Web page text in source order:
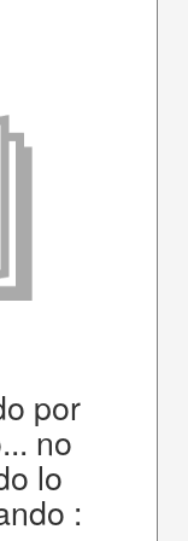
por
no
lo
: